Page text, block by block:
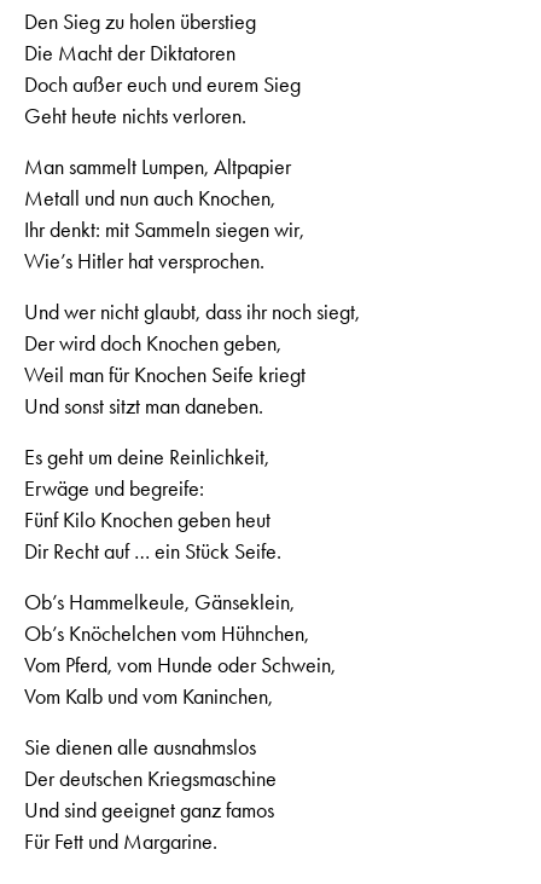
Den Sieg zu holen überstieg
Die Macht der Diktatoren
Doch außer euch und eurem Sieg
Geht heute nichts verloren.
Man sammelt Lumpen, Altpapier
Metall und nun auch Knochen,
Ihr denkt: mit Sammeln siegen wir,
Wie’s Hitler hat versprochen.
Und wer nicht glaubt, dass ihr noch siegt,
Der wird doch Knochen geben,
Weil man für Knochen Seife kriegt
Und sonst sitzt man daneben.
Es geht um deine Reinlichkeit,
Erwäge und begreife:
Fünf Kilo Knochen geben heut
Dir Recht auf … ein Stück Seife.
Ob’s Hammelkeule, Gänseklein,
Ob’s Knöchelchen vom Hühnchen,
Vom Pferd, vom Hunde oder Schwein,
Vom Kalb und vom Kaninchen,
Sie dienen alle ausnahmslos
Der deutschen Kriegsmaschine
Und sind geeignet ganz famos
Für Fett und Margarine.